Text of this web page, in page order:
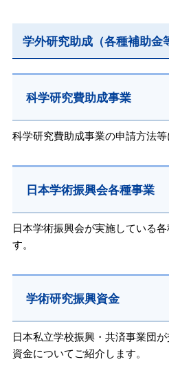
学外研究助成（各種補助金
科学研究費助成事業
科学研究費助成事業の申請方法等
日本学術振興会各種事業
日本学術振興会が実施している
す。
学術研究振興資金
日本私立学校振興・共済事業団
資金についてご紹介します。